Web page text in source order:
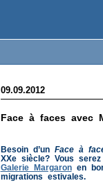
09.09.2012
Face à faces avec
Besoin d’un Face à
XXe siècle? Vous
Galerie Margaronen
migrations estivales.